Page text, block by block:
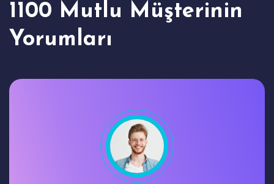
1100 Mutlu Müşterinin
Yorumları